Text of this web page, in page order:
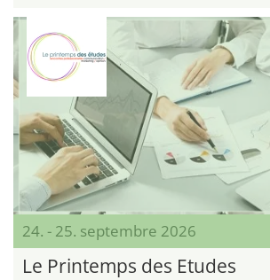
24. - 25. septembre 2026
Le Printemps des Etudes